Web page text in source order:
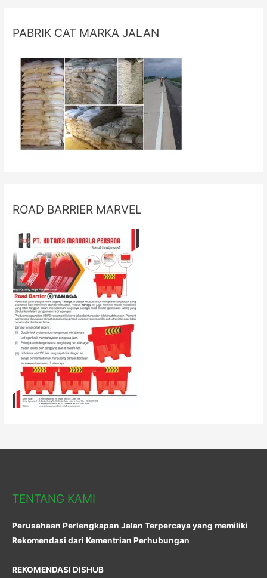
PABRIK CAT MARKA JALAN
ROAD BARRIER MARVEL
TENTANG KAMI
Perusahaan Perlengkapan Jalan Terpercaya yang memiliki
Rekomendasi dari Kementrian Perhubungan
REKOMENDASI DISHUB